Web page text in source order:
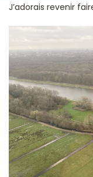
J’adorais revenir